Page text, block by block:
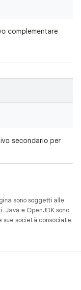
complementare
secondario per
sono soggetti alle
. Java e OpenJDK sono
società consociate.